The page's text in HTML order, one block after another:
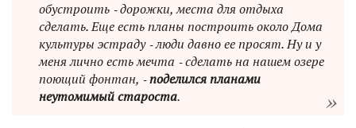
обустроить ‑ дорожки, места для отдыха
сделать. Еще есть планы построить около Дома
культуры эстраду ‑ люди давно ее просят. Ну и у
меня лично есть мечта ‑ сделать на нашем озере
поющий фонтан, ‑поделился планами
неутомимый староста.